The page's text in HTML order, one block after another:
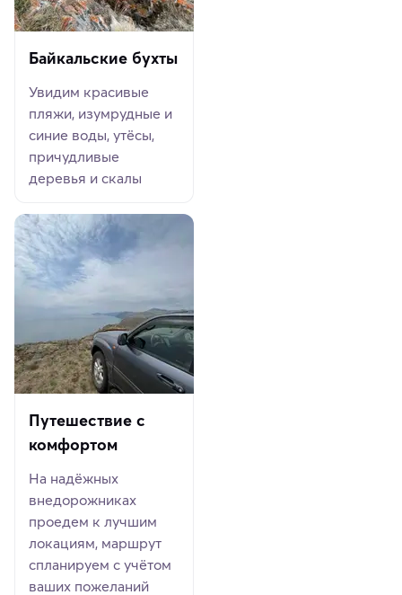
Байкальские бухты
Увидим красивые
пляжи, изумрудные и
синие воды, утёсы,
причудливые
деревья и скалы
Путешествие с
комфортом
На надёжных
внедорожниках
проедем к лучшим
локациям, маршрут
спланируем с учётом
ваших пожеланий